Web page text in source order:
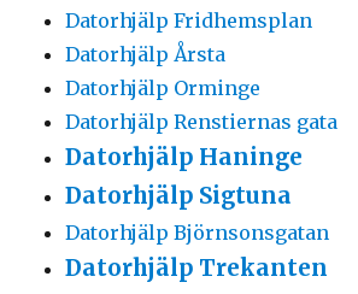
Datorhjälp Fridhemsplan
Datorhjälp Årsta
Datorhjälp Orminge
Datorhjälp Renstiernas gata
Datorhjälp Haninge
Datorhjälp Sigtuna
Datorhjälp Björnsonsgatan
Datorhjälp Trekanten